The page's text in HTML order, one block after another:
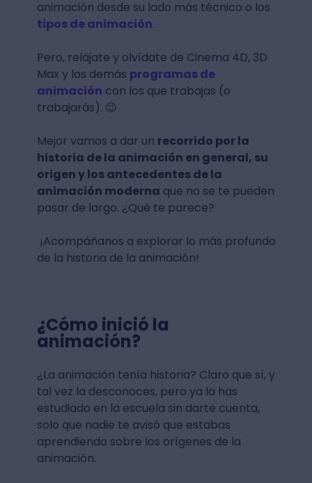
animación desde su lado más técnico o los
tipos de animación.
Pero, relájate y olvídate de Cinema 4D, 3D
Max y los demás programas de
animación con los que trabajas (o
trabajarás). 😉
Mejor vamos a dar un recorrido por la
historia de la animación en general, su
origen y los antecedentes de la
animación moderna que no se te pueden
pasar de largo. ¿Qué te parece?
¡Acompáñanos a explorar lo más profundo
de la historia de la animación!
¿Cómo inició la
animación?
¿La animación tenía historia? Claro que sí, y
tal vez la desconoces, pero ya la has
estudiado en la escuela sin darte cuenta,
solo que nadie te avisó que estabas
aprendiendo sobre los orígenes de la
animación.